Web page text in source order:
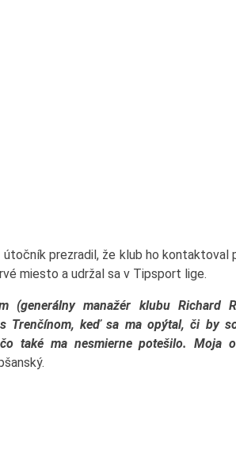
prezradil, že klub ho kontaktoval
miesto a udržal sa v Tipsport lige.
(generálny manažér klubu Richard
Trenčínom, keď sa ma opýtal, či by
také ma nesmierne potešilo. Moja